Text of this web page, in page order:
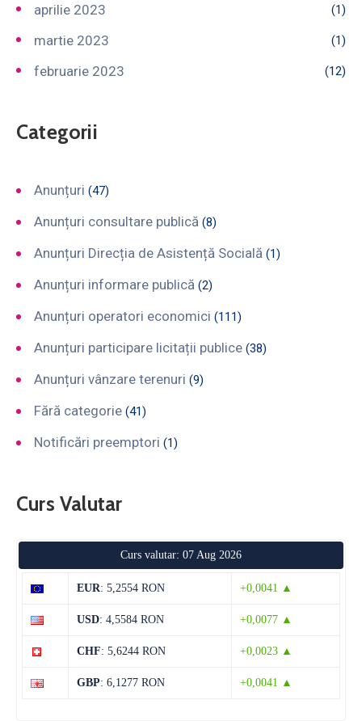
aprilie 2023 (1)
martie 2023 (1)
februarie 2023 (12)
Categorii
Anunțuri (47)
Anunțuri consultare publică (8)
Anunțuri Direcția de Asistență Socială (1)
Anunțuri informare publică (2)
Anunțuri operatori economici (111)
Anunțuri participare licitații publice (38)
Anunțuri vânzare terenuri (9)
Fără categorie (41)
Notificări preemptori (1)
Curs Valutar
Curs valutar: 07 Aug 2026
EUR: 5,2554 RON +0,0041 ▲
USD: 4,5584 RON +0,0077 ▲
CHF: 5,6244 RON +0,0023 ▲
GBP: 6,1277 RON +0,0041 ▲